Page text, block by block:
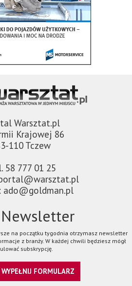
Warsztat.pl
Krajowej 86
110 Tczew
58 777 01 25
ado@goldman.pl
Newsletter
na początku tygodnia otrzymasz newsletter
z branży. W każdej chwili będziesz mógł
subskrypcję.
FORMULARZ